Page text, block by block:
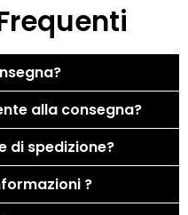
alla consegna?
di spedizione?
?